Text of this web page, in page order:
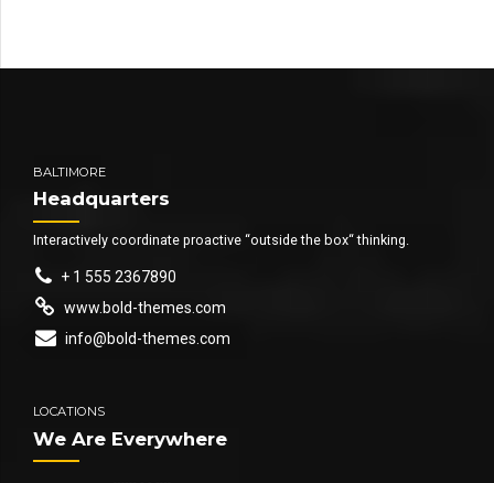
BALTIMORE
Headquarters
Interactively coordinate proactive “outside the box“ thinking.
+ 1 555 2367890
www.bold-themes.com
info@bold-themes.com
LOCATIONS
We Are Everywhere